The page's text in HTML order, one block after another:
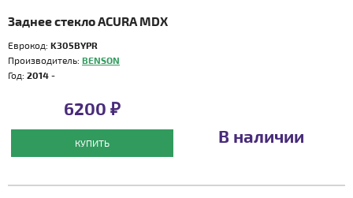
Заднее стекло ACURA MDX
Еврокод: K305BYPR
Производитель: BENSON
Год: 2014 -
6200 ₽
КУПИТЬ В наличии